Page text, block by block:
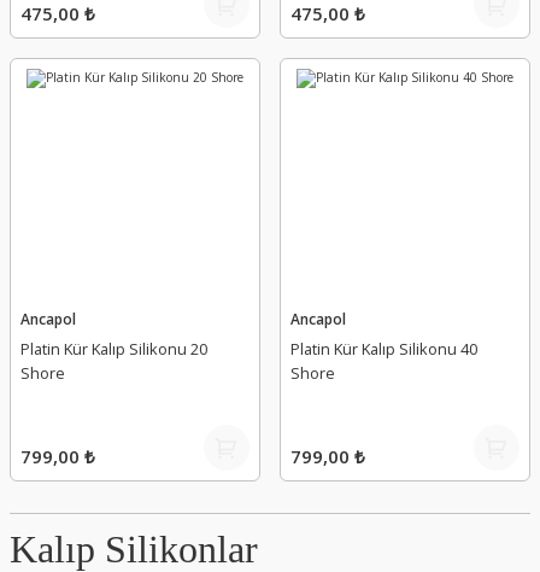
475,00 ₺ 475,00 ₺
Ancapol
Platin Kür Kalıp Silikonu 20
Shore
799,00 ₺
Ancapol
Platin Kür Kalıp Silikonu 40
Shore
799,00 ₺
Kalıp Silikonlar